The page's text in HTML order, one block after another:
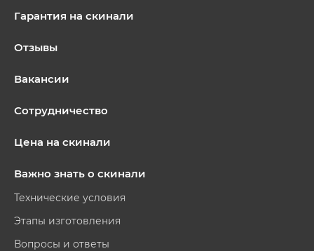
Гарантия на скинали
Отзывы
Вакансии
Сотрудничество
Цена на скинали
Важно знать о скинали
Технические условия
Этапы изготовления
Вопросы и ответы